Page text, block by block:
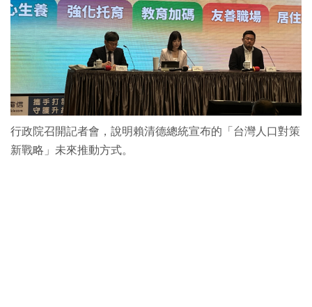
行政院召開記者會，說明賴清德總統宣布的「台灣人口對策
新戰略」未來推動方式。